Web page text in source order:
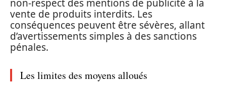
non-respect des mentions de publicité à la
vente de produits interdits. Les
conséquences peuvent être sévères, allant
d’avertissements simples à des sanctions
pénales.
Les limites des moyens alloués